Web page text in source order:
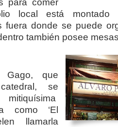
local está montado
fuera donde se puede
también posee
que
se
como ‘El
llamarla